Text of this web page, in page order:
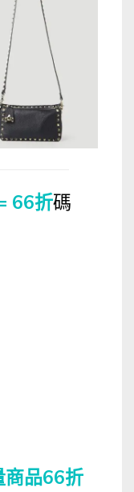
66折碼
品66折